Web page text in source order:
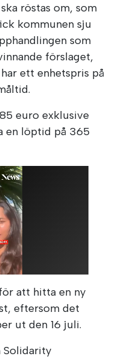
röstas om, som
kommunen sju
som
förslaget,
ett enhetspris på
euro exklusive
en löptid på 365
att hitta en ny
eftersom det
ut den 16 juli.
Solidarity